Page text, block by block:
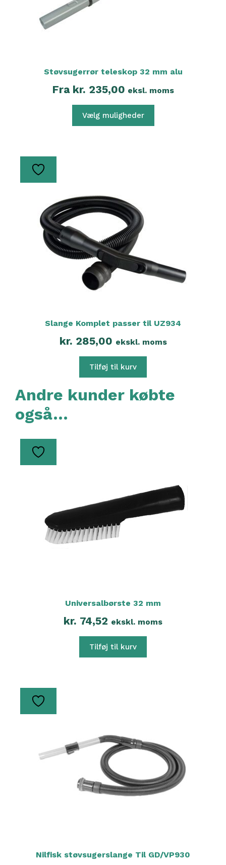
Støvsugerrør teleskop 32 mm alu
Fra kr. 235,00 eksl. moms
Vælg muligheder
Slange Komplet passer til UZ934
kr. 285,00 ekskl. moms
Tilføj til kurv
Andre kunder købte
også…
Universalbørste 32 mm
kr. 74,52 ekskl. moms
Tilføj til kurv
Nilfisk støvsugerslange Til GD/VP930
Dette